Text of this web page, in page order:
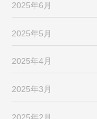
2025年6月
2025年5月
2025年4月
2025年3月
2025年2月